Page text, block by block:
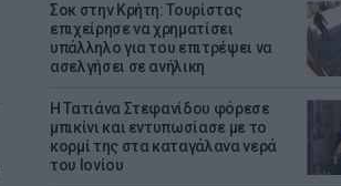
Σοκ στην Κρήτη: Τουρίστας
επιχείρησε να χρηματίσει
υπάλληλο για του επιτρέψει να
ασελγήσει σε ανήλικη
Η Τατιάνα Στεφανίδου φόρεσε
μπικίνι και εντυπωσίασε με το
κορμί της στα καταγάλανα νερά
του Ιονίου